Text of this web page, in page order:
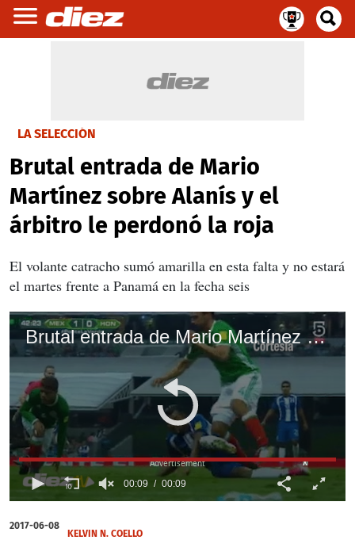
LA SELECCIÓN
Brutal entrada de Mario
Martínez sobre Alanís y el
árbitro le perdonó la roja
El volante catracho sumó amarilla en esta falta y no estará
el martes frente a Panamá en la fecha seis
Brutal entrada de Mario Martínez sobre Alanís y el árbitro le perdonó la roja
of
9
00:09 00:09
X
2017-06-08
KELVIN N. COELLO